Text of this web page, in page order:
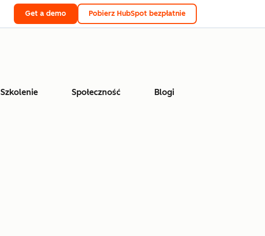
Get a demo Pobierz HubSpot bezpłatnie
Szkolenie Społeczność Blogi